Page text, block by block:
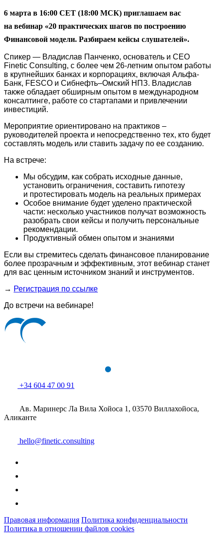
6 марта в 16:00 CET (18:00 МСК) приглашаем вас
на вебинар «20 практических шагов по построению
Финансовой модели. Разбираем кейсы слушателей».
Спикер — Владислав Панченко, основатель и CEO
Finetic Consulting, с более чем 26-летним опытом работы
в крупнейших банках и корпорациях, включая Альфа-
Банк, FESCO и Сибнефть–Омский НПЗ. Владислав
также обладает обширным опытом в международном
консалтинге, работе со стартапами и привлечении
инвестиций.
Мероприятие ориентировано на практиков –
руководителей проекта и непосредственно тех, кто будет
составлять модель или ставить задачу по ее созданию.
На встрече:
Мы обсудим, как собрать исходные данные,
установить ограничения, составить гипотезу
и протестировать модель на реальных примерах
Особое внимание будет уделено практической
части: несколько участников получат возможность
разобрать свои кейсы и получить персональные
рекомендации.
Продуктивный обмен опытом и знаниями
Если вы стремитесь сделать финансовое планирование
более прозрачным и эффективным, этот вебинар станет
для вас ценным источником знаний и инструментов.
→ Регистрация по ссылке
До встречи на вебинаре!
+34 604 47 00 91
Ав. Маринерс Ла Вила Хойоса 1, 03570 Виллахойоса,
Аликанте
hello@finetic.consulting
Правовая информация Политика конфиденциальности
Политика в отношении файлов cookies